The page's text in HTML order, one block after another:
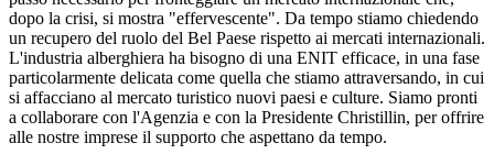
dopo la crisi, si mostra "effervescente". Da tempo stiamo chiedendo
un recupero del ruolo del Bel Paese rispetto ai mercati internazionali.
L'industria alberghiera ha bisogno di una ENIT efficace, in una fase
particolarmente delicata come quella che stiamo attraversando, in cui
si affacciano al mercato turistico nuovi paesi e culture. Siamo pronti
a collaborare con l'Agenzia e con la Presidente Christillin, per offrire
alle nostre imprese il supporto che aspettano da tempo.